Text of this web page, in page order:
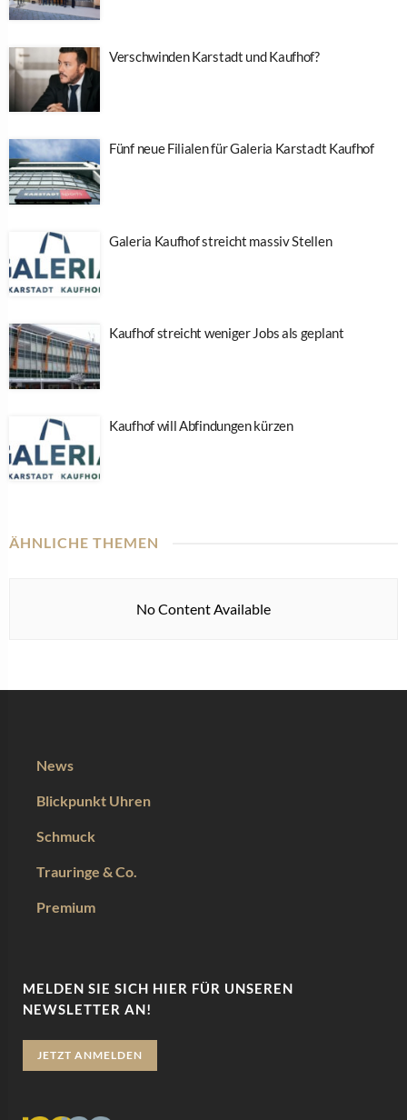
Verschwinden Karstadt und Kaufhof?
Fünf neue Filialen für Galeria Karstadt Kaufhof
Galeria Kaufhof streicht massiv Stellen
Kaufhof streicht weniger Jobs als geplant
Kaufhof will Abfindungen kürzen
ÄHNLICHE THEMEN
No Content Available
News
Blickpunkt Uhren
Schmuck
Trauringe & Co.
Premium
MELDEN SIE SICH HIER FÜR UNSEREN
NEWSLETTER AN!
JETZT ANMELDEN